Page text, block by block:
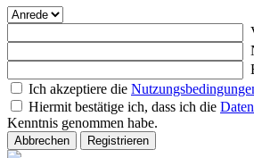
Ich akzeptiere die
Hiermit bestätige ich, dass ich die
Kenntnis genommen habe.
Abbrechen Registrieren